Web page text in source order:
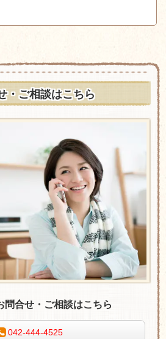
・ご相談はこちら
問合せ・ご相談はこちら
042-444-4525